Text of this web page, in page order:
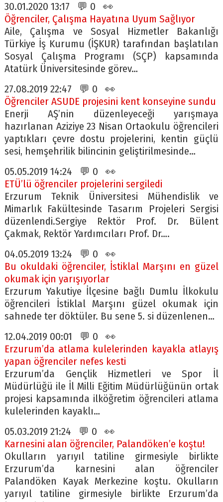
30.01.2020 13:17 💬 0 👀
Öğrenciler, Çalışma Hayatına Uyum Sağlıyor
Aile, Çalışma ve Sosyal Hizmetler Bakanlığı
Türkiye İş Kurumu (İŞKUR) tarafından başlatılan
Sosyal Çalışma Programı (SÇP) kapsamında
Atatürk Üniversitesinde görev…
27.08.2019 22:47 💬 0 👀
Öğrenciler ASUDE projesini kent konseyine sundu
Enerji AŞ’nin düzenleyeceği yarışmaya
hazırlanan Aziziye 23 Nisan Ortaokulu öğrencileri
yaptıkları çevre dostu projelerini, kentin güçlü
sesi, hemşehrilik bilincinin geliştirilmesinde…
05.05.2019 14:24 💬 0 👀
ETÜ’lü öğrenciler projelerini sergiledi
Erzurum Teknik Üniversitesi Mühendislik ve
Mimarlık Fakültesinde Tasarım Projeleri Sergisi
düzenlendi.Sergiye Rektör Prof. Dr. Bülent
Çakmak, Rektör Yardımcıları Prof. Dr….
04.05.2019 13:24 💬 0 👀
Bu okuldaki öğrenciler, İstiklal Marşını en güzel
okumak için yarışıyorlar
Erzurum Yakutiye İlçesine bağlı Dumlu İlkokulu
öğrencileri İstiklal Marşını güzel okumak için
sahnede ter döktüler. Bu sene 5. si düzenlenen…
12.04.2019 00:01 💬 0 👀
Erzurum’da atlama kulelerinden kayakla atlayış
yapan öğrenciler nefes kesti
Erzurum’da Gençlik Hizmetleri ve Spor İl
Müdürlüğü ile İl Milli Eğitim Müdürlüğünün ortak
projesi kapsamında ilköğretim öğrencileri atlama
kulelerinden kayaklı…
05.03.2019 21:24 💬 0 👀
Karnesini alan öğrenciler, Palandöken’e koştu!
Okulların yarıyıl tatiline girmesiyle birlikte
Erzurum’da karnesini alan öğrenciler
Palandöken Kayak Merkezine koştu. Okulların
yarıyıl tatiline girmesiyle birlikte Erzurum’da